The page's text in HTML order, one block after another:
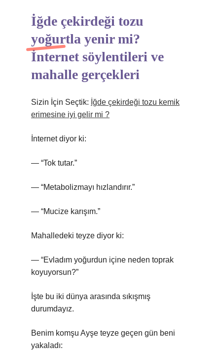
İğde çekirdeği tozu
yoğurtla yenir mi?
İnternet söylentileri ve
mahalle gerçekleri
Sizin İçin Seçtik: İğde çekirdeği tozu kemik
erimesine iyi gelir mi ?
İnternet diyor ki:
— “Tok tutar.”
— “Metabolizmayı hızlandırır.”
— “Mucize karışım.”
Mahalledeki teyze diyor ki:
— “Evladım yoğurdun içine neden toprak
koyuyorsun?”
İşte bu iki dünya arasında sıkışmış
durumdayız.
Benim komşu Ayşe teyze geçen gün beni
yakaladı: